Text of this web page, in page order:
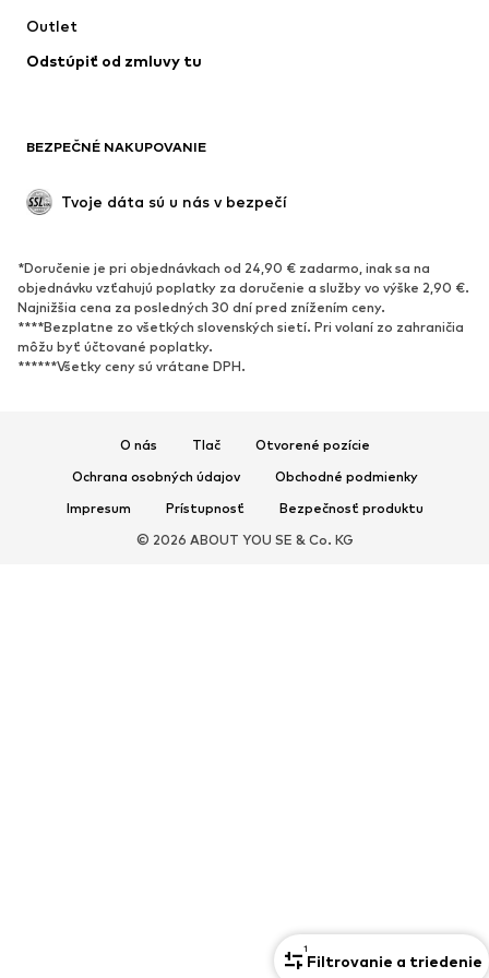
1
Filtrovanie a triedenie
Kabáty
Plavky
Upcyklácia
Nové
Obľúbené
Tenisky
Členkové čižmy
Topánky na vysokom podpätku
Sandále
Papuče
Exkluzívne
Outlet
Odstúpiť od zmluvy tu
BEZPEČNÉ NAKUPOVANIE
Tvoje dáta sú u nás v bezpečí
*Doručenie je pri objednávkach od 24,90 € zadarmo, inak sa na
objednávku vzťahujú poplatky za doručenie a služby vo výške 2,90 €.
Najnižšia cena za posledných 30 dní pred znížením ceny.
****Bezplatne zo všetkých slovenských sietí. Pri volaní zo zahraničia
môžu byť účtované poplatky.
******Všetky ceny sú vrátane DPH.
O nás Tlač
Otvorené pozície
Ochrana osobných údajov
Obchodné podmienky
Impresum
Prístupnosť
Bezpečnosť produktu
© 2026 ABOUT YOU SE & Co. KG